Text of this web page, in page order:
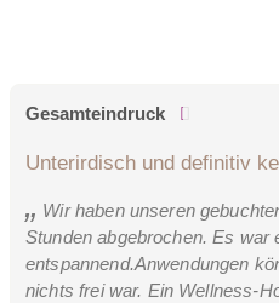
Gesamteindruck
Unterirdisch und definitiv
Wir haben unseren
Stunden abgebrochen. Es war
entspannend.Anwendungen
nichts frei war. Ein Wellness-